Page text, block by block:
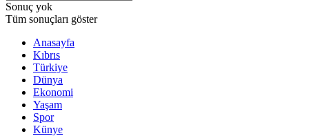
Sonuç yok
Tüm sonuçları göster
Anasayfa
Kıbrıs
Türkiye
Dünya
Ekonomi
Yaşam
Spor
Künye